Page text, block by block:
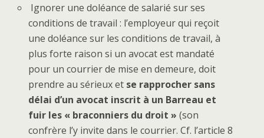
Ignorer une doléance de salarié sur ses
conditions de travail : l’employeur qui reçoit
une doléance sur les conditions de travail, à
plus forte raison si un avocat est mandaté
pour un courrier de mise en demeure, doit
prendre au sérieux et se rapprocher sans
délai d’un avocat inscrit à un Barreau et
fuir les « braconniers du droit » (son
confrère l’y invite dans le courrier. Cf. l’article 8